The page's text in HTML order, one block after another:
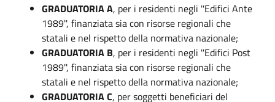
GRADUATORIA A, per i residenti negli ''Edifici Ante
1989'', finanziata sia con risorse regionali che
statali e nel rispetto della normativa nazionale;
GRADUATORIA B, per i residenti negli ''Edifici Post
1989'', finanziata sia con risorse regionali che
statali e nel rispetto della normativa nazionale;
GRADUATORIA C, per soggetti beneficiari del